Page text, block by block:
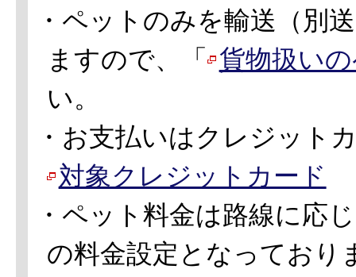
・ペットのみを輸送（別
ますので、「
貨物扱い
い。
・お支払いはクレジット
対象クレジットカード
・ペット料金は路線に応
の料金設定となっており